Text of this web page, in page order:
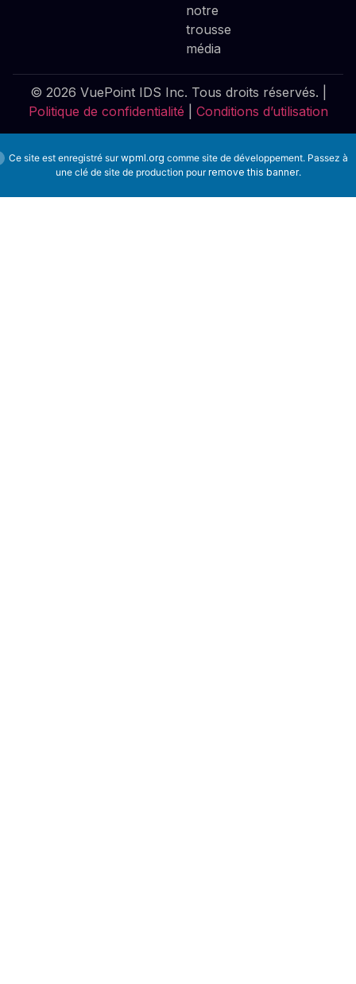
notre
trousse
média
© 2026 VuePoint IDS Inc. Tous droits réservés. |
Politique de confidentialité
Conditions d’utilisation
Ce site est enregistré surwpml.org comme site de développement. Passez à
une clé de site de production pourremove this banner.